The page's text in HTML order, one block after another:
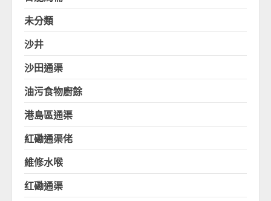
未分類
沙井
沙田通渠
油污食物廚餘
港島區通渠
紅磡通渠佬
維修水喉
红磡通渠